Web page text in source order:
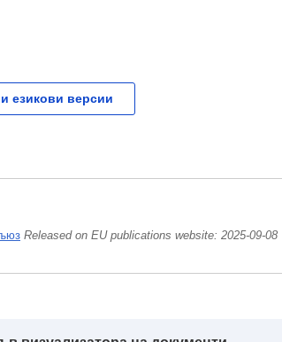
и езикови версии
Released on EU publications website: 2025-09-08